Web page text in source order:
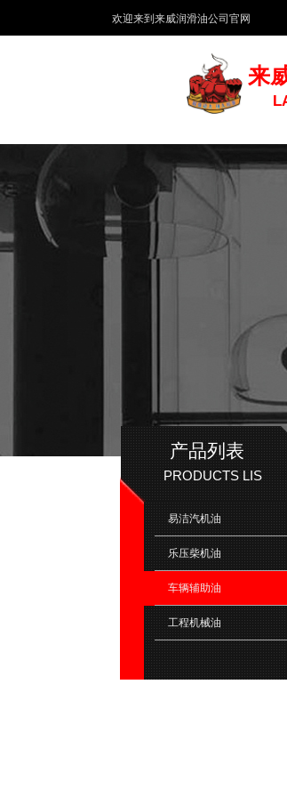
​欢迎来到来威润滑油公司官网
来
易洁汽机油
乐压柴机油
车辆辅助油
工程机械油
产品列表
PRODUCTS LIS​